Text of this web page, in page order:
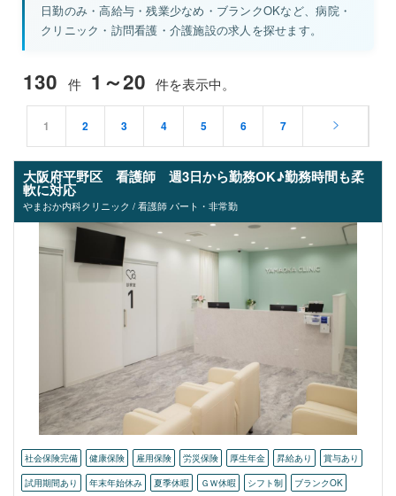
日勤のみ・高給与・残業少なめ・ブランクOKなど、病院・
クリニック・訪問看護・介護施設の求人を探せます。
130 件 1～20 件を表示中。
1 2 3 4 5 6 7
大阪府平野区 看護師 週3日から勤務OK♪勤務時間も柔
軟に対応
やまおか内科クリニック / 看護師 パート・非常勤
社会保険完備 健康保険 雇用保険 労災保険 厚生年金 昇給あり
賞与あり
試用期間あり
年末年始休み 夏季休暇 ＧＷ休暇 シフト制
ブランクOK